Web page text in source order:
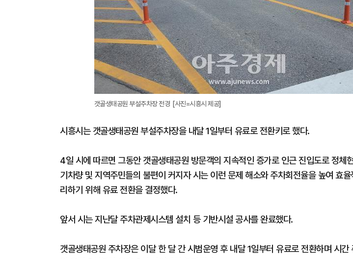
갯골생태공원 부설주차장 전경 [사진=시흥시 제공]
시흥시는 갯골생태공원 부설주차장을 내달 1일부터 유료로 전환키로 했다.
4일 시에 따르면 그동안 갯골생태공원 방문객의 지속적인 증가로 인근 진입도로 정체
기차량 및 지역주민들의 불편이 커지자 시는 이런 문제 해소와 주차회전율을 높여 효
리하기 위해 유료 전환을 결정했다.
앞서 시는 지난달 주차관제시스템 설치 등 기반시설 공사를 완료했다.
갯골생태공원 주차장은 이달 한 달 간 시범운영 후 내달 1일부터 유료로 전환하며 시간